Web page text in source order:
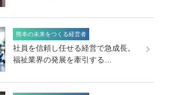
熊本の未来をつくる経営者
社員を信頼し任せる経営で急成長。
福祉業界の発展を牽引する…